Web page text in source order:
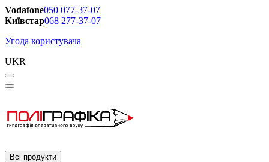
Vodafone050 077-37-07
Київстар068 277-37-07
Угода користувача
UKR
Всі продукти